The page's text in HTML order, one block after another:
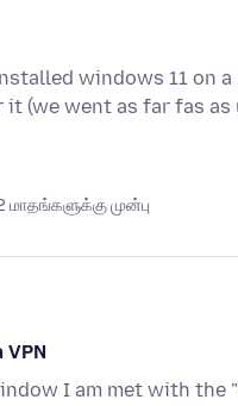
windows 11
it (we went as far fas as
மாதங்களுக்கு முன்பு
I am met with